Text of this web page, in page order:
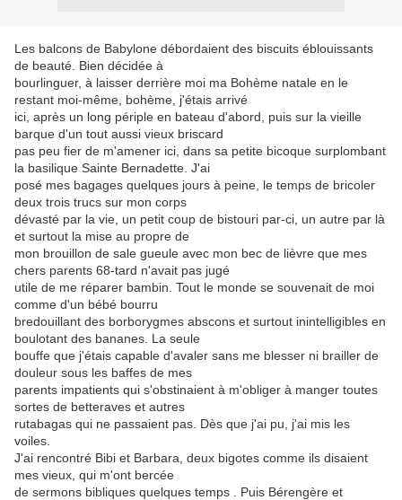
Les balcons de Babylone débordaient des biscuits éblouissants
de beauté. Bien décidée à
bourlinguer, à laisser derrière moi ma Bohème natale en le
restant moi-même, bohème, j'étais arrivé
ici, après un long périple en bateau d'abord, puis sur la vieille
barque d'un tout aussi vieux briscard
pas peu fier de m'amener ici, dans sa petite bicoque surplombant
la basilique Sainte Bernadette. J'ai
posé mes bagages quelques jours à peine, le temps de bricoler
deux trois trucs sur mon corps
dévasté par la vie, un petit coup de bistouri par-ci, un autre par là
et surtout la mise au propre de
mon brouillon de sale gueule avec mon bec de lièvre que mes
chers parents 68-tard n'avait pas jugé
utile de me réparer bambin. Tout le monde se souvenait de moi
comme d'un bébé bourru
bredouillant des borborygmes abscons et surtout inintelligibles en
boulotant des bananes. La seule
bouffe que j'étais capable d'avaler sans me blesser ni brailler de
douleur sous les baffes de mes
parents impatients qui s'obstinaient à m'obliger à manger toutes
sortes de betteraves et autres
rutabagas qui ne passaient pas. Dès que j'ai pu, j'ai mis les
voiles.
J'ai rencontré Bibi et Barbara, deux bigotes comme ils disaient
mes vieux, qui m'ont bercée
de sermons bibliques quelques temps . Puis Bérengère et